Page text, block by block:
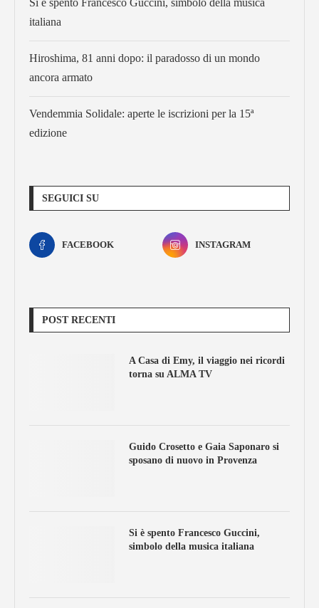
Si è spento Francesco Guccini, simbolo della musica
italiana
Hiroshima, 81 anni dopo: il paradosso di un mondo
ancora armato
Vendemmia Solidale: aperte le iscrizioni per la 15ª
edizione
SEGUICI SU
FACEBOOK INSTAGRAM
POST RECENTI
A Casa di Emy, il viaggio nei ricordi
torna su ALMA TV
Guido Crosetto e Gaia Saponaro si
sposano di nuovo in Provenza
Si è spento Francesco Guccini,
simbolo della musica italiana